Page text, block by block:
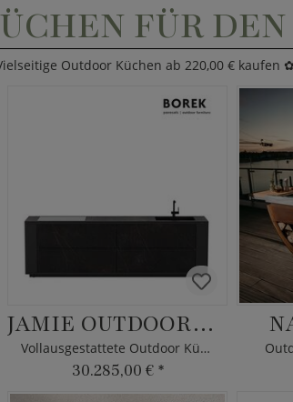
FÜR
Outdoor Küchen ab 220,00 € kaufen
JAMIE OUTDOORKÜCHE
Vollausgestattete Outdoor Küche
30.285,00 € *